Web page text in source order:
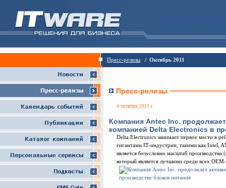
Пресс-релизы / Октябрь 2011
Пресс-релизы
4 октября 2011 г
Компания Antec Inc.
компанией Delta Electronics в
Delta Electronics занимает первое место в
гигантами IT-индустрии, такими как Intel,
является безусловно масштаб
который является лучшими среди всех